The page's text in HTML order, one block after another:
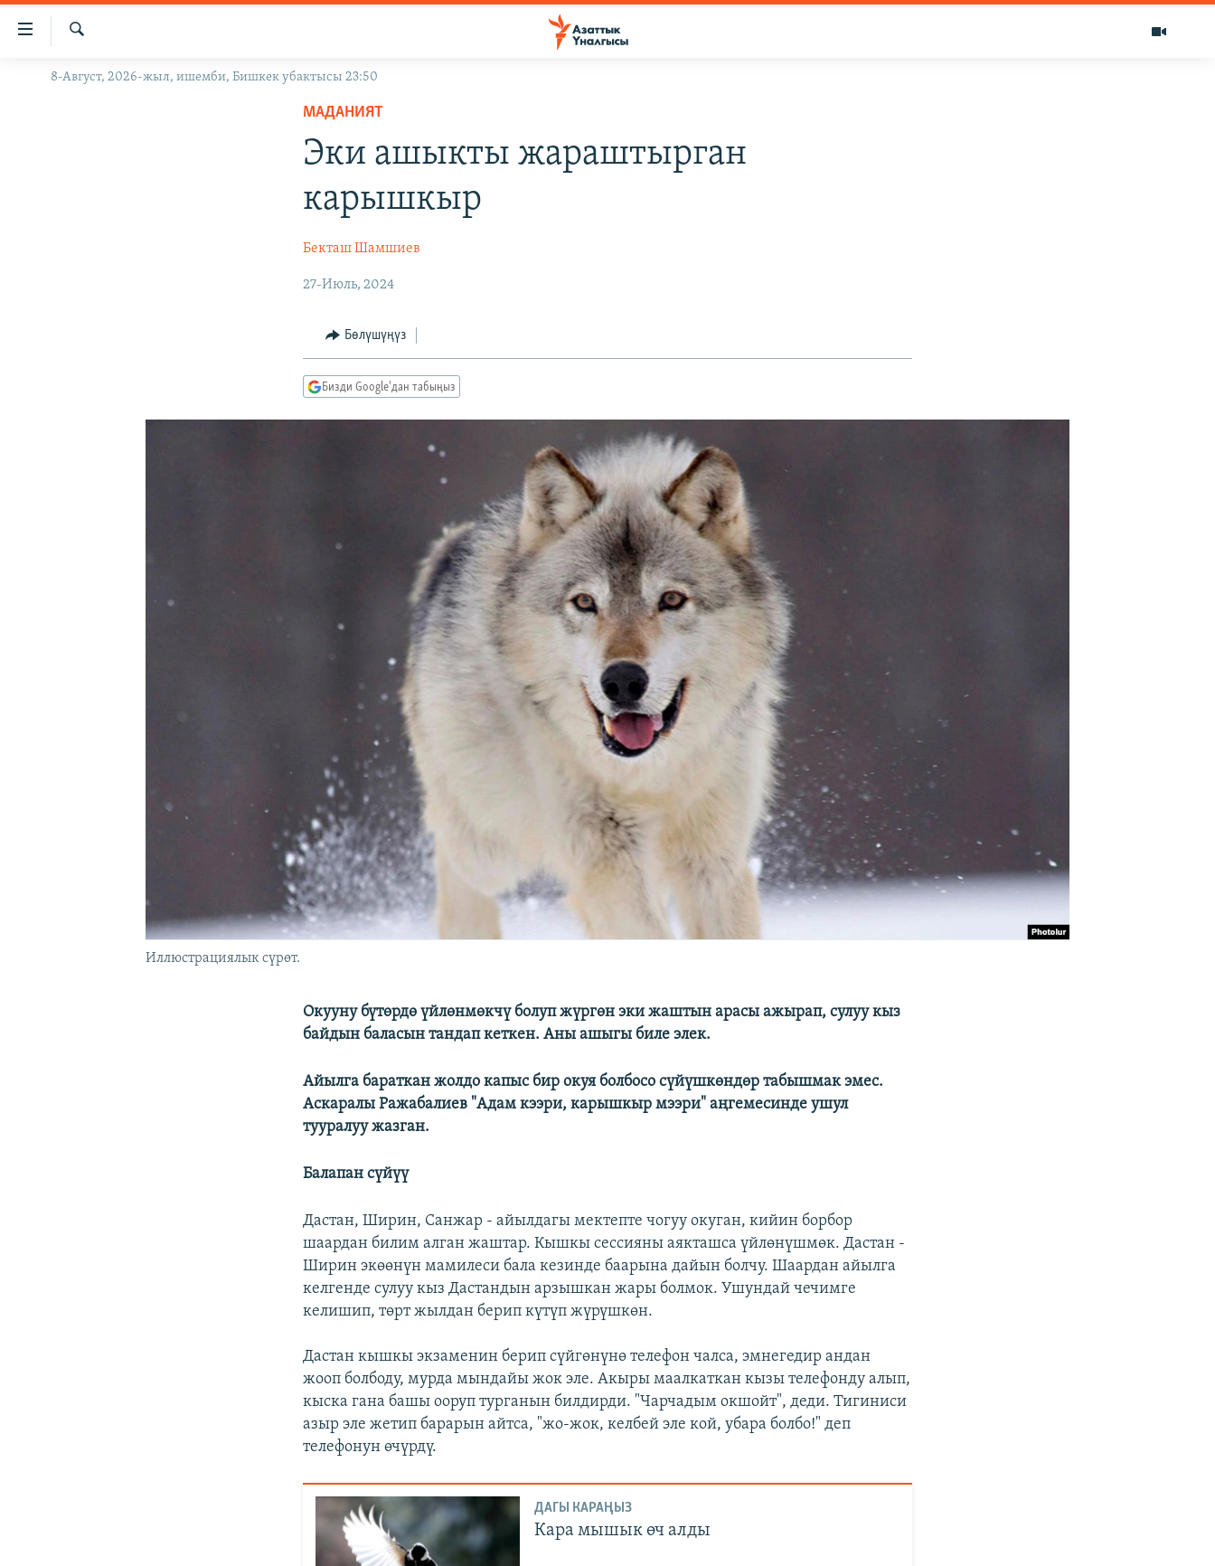
Линктер
Мазмунга
Навигацияга
ЖАҢЫЛЫКТАР
Издөө
8-Август, 2026-жыл, ишемби, Бишкек убактысы 23:50
МАДАНИЯТ
Эки ашыкты жараштырган
карышкыр
Бекташ Шамшиев
27-Июль, 2024
Бөлүшүңүз
Бизди Google'дан табыңыз
Иллюстрациялык сүрөт.
Окууну бүтөрдө үйлөнмөкчү болуп жүргөн эки жаштын арасы ажырап, сулуу кыз
байдын баласын тандап кеткен. Аны ашыгы биле элек.
Айылга бараткан жолдо капыс бир окуя болбосо сүйүшкөндөр табышмак эмес.
Аскаралы Ражабалиев "Адам кээри, карышкыр мээри" аңгемесинде ушул
тууралуу жазган.
Балапан сүйүү
Дастан, Ширин, Санжар - айылдагы мектепте чогуу окуган, кийин борбор
шаардан билим алган жаштар. Кышкы сессияны аякташса үйлөнүшмөк. Дастан -
Ширин экөөнүн мамилеси бала кезинде баарына дайын болчу. Шаардан айылга
келгенде сулуу кыз Дастандын арзышкан жары болмок. Ушундай чечимге
келишип, төрт жылдан берип күтүп жүрүшкөн.
Дастан кышкы экзаменин берип сүйгөнүнө телефон чалса, эмнегедир андан
жооп болбоду, мурда мындайы жок эле. Акыры маалкаткан кызы телефонду алып,
кыска гана башы ооруп турганын билдирди. "Чарчадым окшойт", деди. Тигиниси
азыр эле жетип барарын айтса, "жо-жок, келбей эле кой, убара болбо!" деп
телефонун өчүрдү.
ДАГЫ КАРАҢЫЗ
Кара мышык өч алды